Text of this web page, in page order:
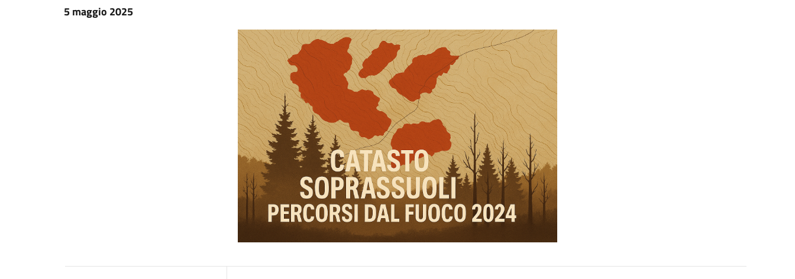
5 maggio 2025